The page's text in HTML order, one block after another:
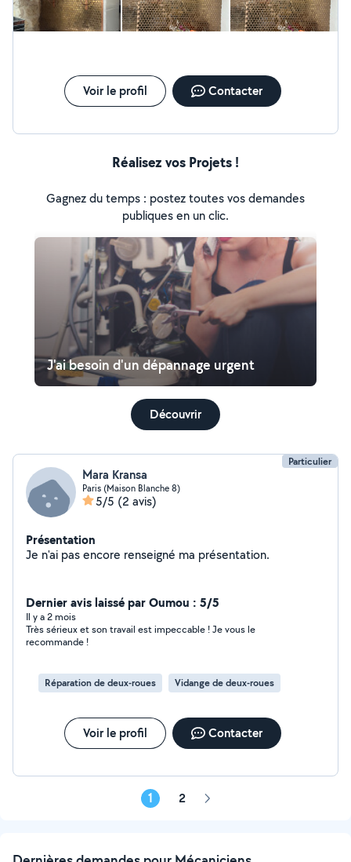
Voir le profil Contacter
Réalisez vos Projets !
Gagnez du temps : postez toutes vos demandes
publiques en un clic.
J'ai besoin d'un dépannage urgent
Découvrir
Particulier
Mara Kransa
Paris (Maison Blanche 8)
5/5 (2 avis)
Présentation
Je n'ai pas encore renseigné ma présentation.
Dernier avis laissé par Oumou : 5/5
Il y a 2 mois
Très sérieux et son travail est impeccable ! Je vous le
recommande !
Réparation de deux-roues Vidange de deux-roues
Voir le profil Contacter
1 2 Page